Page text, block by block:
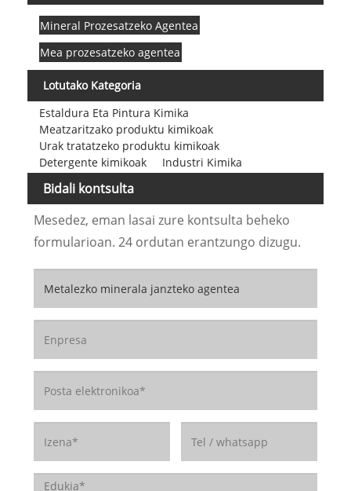
Mineral Prozesatzeko Agentea
Mea prozesatzeko agentea
Lotutako Kategoria
Estaldura Eta Pintura Kimika
Meatzaritzako produktu kimikoak
Urak tratatzeko produktu kimikoak
Detergente kimikoak
Industri Kimika
Bidali kontsulta
Mesedez, eman lasai zure kontsulta beheko
formularioan. 24 ordutan erantzungo dizugu.